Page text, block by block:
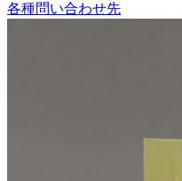
各種問い合わせ先